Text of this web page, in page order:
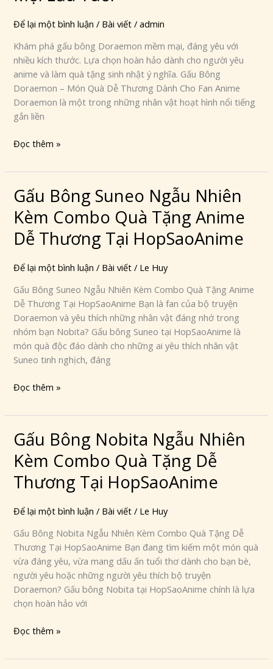
Để lại một bình luận / Bài viết /admin
Khám phá gấu bông Doraemon mềm mại, đáng yêu với
nhiều kích thước. Lựa chọn hoàn hảo dành cho người yêu
anime và làm quà tặng sinh nhật ý nghĩa. Gấu Bông
Doraemon – Món Quà Dễ Thương Dành Cho Fan Anime
Doraemon là một trong những nhân vật hoạt hình nổi tiếng
gắn liền
Mại
–
Món
Quà
Dễ
Thương
Cho
Mọi
Lứa
Đọc thêm »
Gấu Bông Suneo Ngẫu Nhiên
Kèm Combo Quà Tặng Anime
Dễ Thương Tại HopSaoAnime
Để lại một bình luận / Bài viết / Le Huy
Gấu Bông Suneo Ngẫu Nhiên Kèm Combo Quà Tặng Anime
Dễ Thương Tại HopSaoAnime Bạn là fan của bộ truyện
Doraemon và yêu thích những nhân vật đáng nhớ trong
nhóm bạn Nobita? Gấu bông Suneo tại HopSaoAnime là
món quà độc đáo dành cho những ai yêu thích nhân vật
Suneo tinh nghịch, đáng
Gấu
Bông
Suneo
Ngẫu
Nhiên
Kèm
Combo
Quà
Tặng
Anime
Dễ
Thương
Tại
Đọc thêm »
Gấu Bông Nobita Ngẫu Nhiên
Kèm Combo Quà Tặng Dễ
Thương Tại HopSaoAnime
Để lại một bình luận / Bài viết / Le Huy
Gấu Bông Nobita Ngẫu Nhiên Kèm Combo Quà Tặng Dễ
Thương Tại HopSaoAnime Bạn đang tìm kiếm một món quà
vừa đáng yêu, vừa mang dấu ấn tuổi thơ dành cho bạn bè,
người yêu hoặc những người yêu thích bộ truyện
Doraemon? Gấu bông Nobita tại HopSaoAnime chính là lựa
chọn hoàn hảo với
Gấu
Bông
Nobita
Ngẫu
Nhiên
Kèm
Combo
Quà
Tặng
Dễ
Thương
Tại
HopSaoAnime
Đọc thêm »